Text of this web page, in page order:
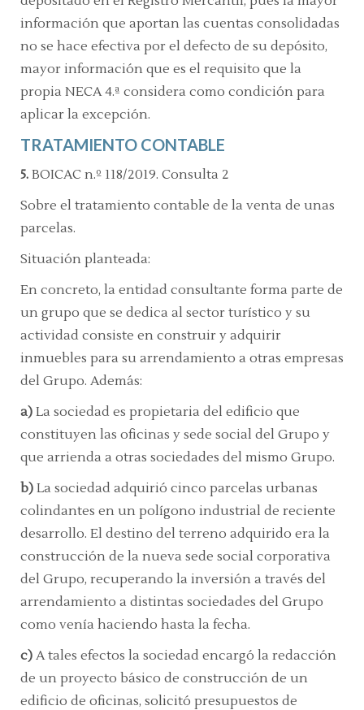
información que aportan las cuentas consolidadas
no se hace efectiva por el defecto de su depósito,
mayor información que es el requisito que la
propia NECA 4.ª considera como condición para
aplicar la excepción.
TRATAMIENTO CONTABLE
5. BOICAC n.º 118/2019. Consulta 2
Sobre el tratamiento contable de la venta de unas
parcelas.
Situación planteada:
En concreto, la entidad consultante forma parte de
un grupo que se dedica al sector turístico y su
actividad consiste en construir y adquirir
inmuebles para su arrendamiento a otras empresas
del Grupo. Además:
a) La sociedad es propietaria del edificio que
constituyen las oficinas y sede social del Grupo y
que arrienda a otras sociedades del mismo Grupo.
b) La sociedad adquirió cinco parcelas urbanas
colindantes en un polígono industrial de reciente
desarrollo. El destino del terreno adquirido era la
construcción de la nueva sede social corporativa
del Grupo, recuperando la inversión a través del
arrendamiento a distintas sociedades del Grupo
como venía haciendo hasta la fecha.
c) A tales efectos la sociedad encargó la redacción
de un proyecto básico de construcción de un
edificio de oficinas, solicitó presupuestos de